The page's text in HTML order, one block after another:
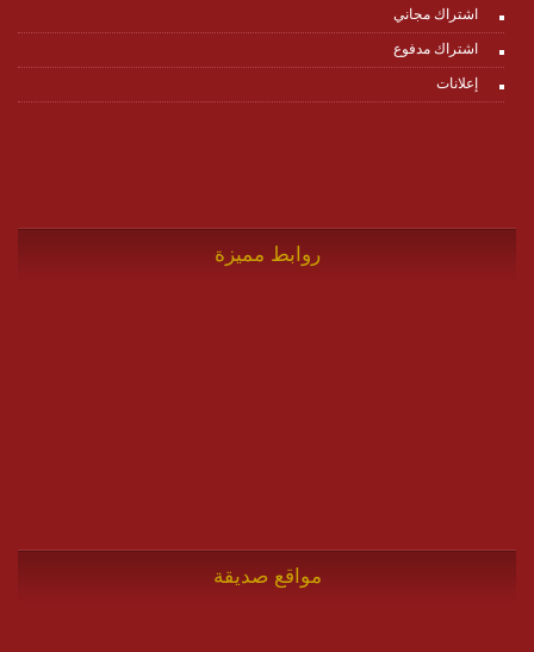
اشتراك مجاني
اشتراك مدفوع
إعلانات
روابط مميزة
مواقع صديقة